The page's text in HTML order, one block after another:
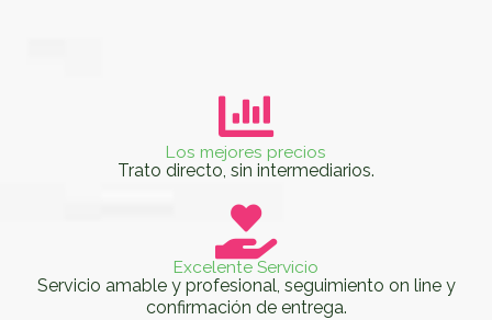
Los mejores precios
Trato directo, sin intermediarios.
Excelente Servicio
Servicio amable y profesional, seguimiento on line y
confirmación de entrega.